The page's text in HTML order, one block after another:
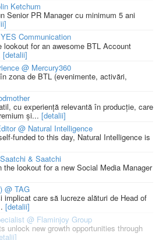
Ketchum
Senior PR Manager cu minimum 5 ani
Communication
lookout for an awesome BTL Account
[detalii]
@ Mercury360
zona de BTL (evenimente, activări,
cu experiență relevantă în producție, care
și... [detalii]
@ Natural Intelligence
funded to this day, Natural Intelligence is
& Saatchi
lookout for a new Social Media Manager
@ TAG
implicat care să lucreze alături de Head of
[detalii]
@ Flaminjoy Group
unlock new growth opportunities through